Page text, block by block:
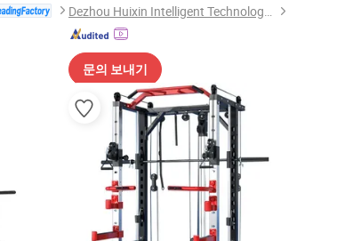
Dezhou Huixin Intelligent Technology Co., Ltd.
문의 보내기